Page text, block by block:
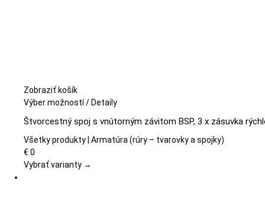
Zobraziť košík
Výber možností Tento
má
viacero
Možnosti
/Detaily
Štvorcestný spoj s vnútorným závitom BSP, 3 x zásuvka
Všetky produkty | Armatúra (rúry – tvarovky a spojky)
€ 0
Vybrať varianty →